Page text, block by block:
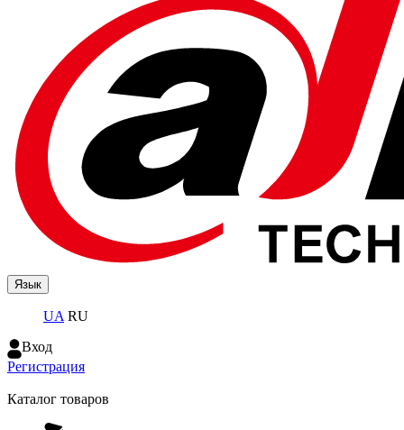
Язык
UA RU
Вход
Регистрация
Каталог товаров